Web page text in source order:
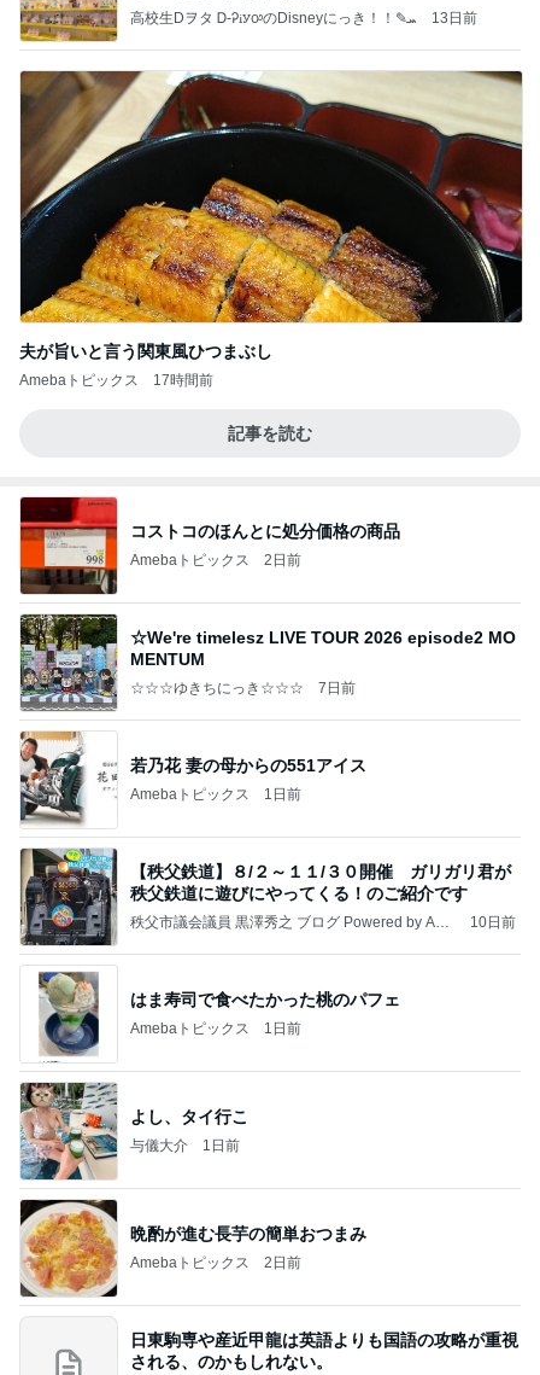
高校生Dヲタ Ꭰ-ᎮꭵꭹꭴのDisneyにっき！！✎ܚ 13日前
夫が旨いと言う関東風ひつまぶし
Amebaトピックス 17時間前
記事を読む
コストコのほんとに処分価格の商品
Amebaトピックス 2日前
☆We're timelesz LIVE TOUR 2026 episode2 MO
MENTUM
☆☆☆ゆきちにっき☆☆☆ 7日前
若乃花 妻の母からの551アイス
Amebaトピックス 1日前
【秩父鉄道】８/２～１１/３０開催 ガリガリ君が
秩父鉄道に遊びにやってくる！のご紹介です
秩父市議会議員 黒澤秀之 ブログ Powered by Ame
10日前
はま寿司で食べたかった桃のパフェ
Amebaトピックス 1日前
よし、タイ行こ
与儀大介 1日前
晩酌が進む長芋の簡単おつまみ
Amebaトピックス 2日前
日東駒専や産近甲龍は英語よりも国語の攻略が重視
される、のかもしれない。